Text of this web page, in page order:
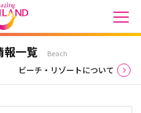
報一覧 Beach
ビーチ・リゾートについて